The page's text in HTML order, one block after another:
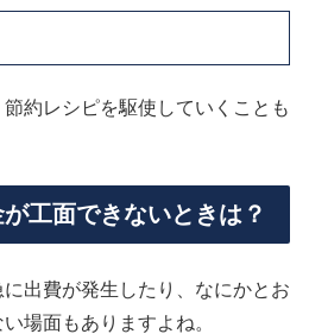
約レシピを駆使していくことも
工面できないときは？
出費が発生したり、なにかとお
場面もありますよね。